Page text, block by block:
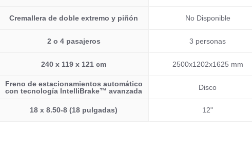
Cremallera de doble extremo y piñón
2 o 4 pasajeros
240 x 119 x 121 cm
Freno de estacionamientos automático
con tecnología IntelliBrake™ avanzada
18 x 8.50-8 (18 pulgadas)
No Disponible
3 personas
2500x1202x1625 mm
Disco
12"